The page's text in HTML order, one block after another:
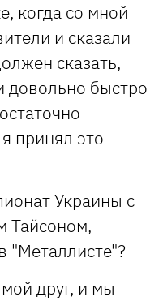
когда со мной
и сказали
сказать,
довольно быстро
принял это
Украины с
Тайсоном,
"Металлисте"?
друг, и мы